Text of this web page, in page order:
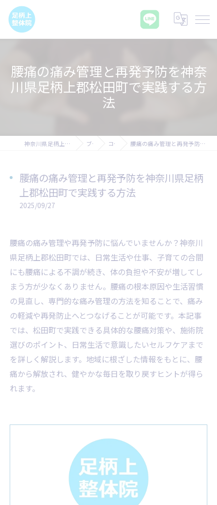
腰痛の痛み管理と再発予防を神奈
川県足柄上郡松田町で実践する方
法
神奈川県足柄上郡の腰痛なら足柄上整体院 ブログ コラム 腰痛の痛み管理と再発予防を神奈川県足柄上郡松田町で実践する方法
腰痛の痛み管理と再発予防を神奈川県足柄
上郡松田町で実践する方法
2025/09/27
腰痛の痛み管理や再発予防に悩んでいませんか？神奈川
県足柄上郡松田町では、日常生活や仕事、子育ての合間
にも腰痛による不調が続き、体の負担や不安が増してし
まう方が少なくありません。腰痛の根本原因や生活習慣
の見直し、専門的な痛み管理の方法を知ることで、痛み
の軽減や再発防止へとつなげることが可能です。本記事
では、松田町で実践できる具体的な腰痛対策や、施術院
選びのポイント、日常生活で意識したいセルフケアまで
を詳しく解説します。地域に根ざした情報をもとに、腰
痛から解放され、健やかな毎日を取り戻すヒントが得ら
れます。